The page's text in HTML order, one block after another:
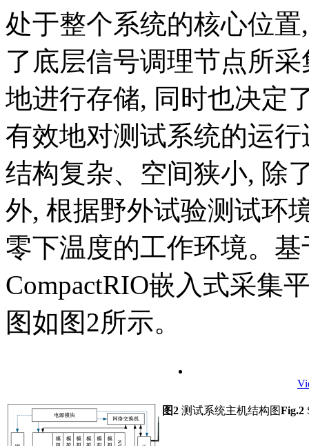
处于整个系统的核心位
了底层信号调理节点所
地进行存储, 同时也决定
有效地对测试系统的运
结构复杂、空间狭小, 除
外, 根据野外试验测试环
零下温度的工作环境。
CompactRIO嵌入式采集
图如图2所示。
图2 测试系统主机结构图Fig.2